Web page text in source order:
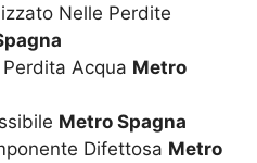
Nelle Perdite
Acqua Metro
Metro Spagna
Difettosa Metro